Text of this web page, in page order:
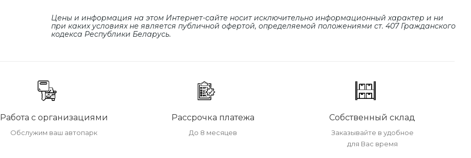
Цены и информация на этом Интернет-сайте носит исключительно информационный характер и ни
при каких условиях не является публичной офертой, определяемой положениями cт. 407 Гражданского
кодекса Республики Беларусь.
Работа с организациями
Обслужим ваш автопарк
Рассрочка платежа
До 8 месяцев
Собственный склад
Заказывайте в удобное
для Вас время